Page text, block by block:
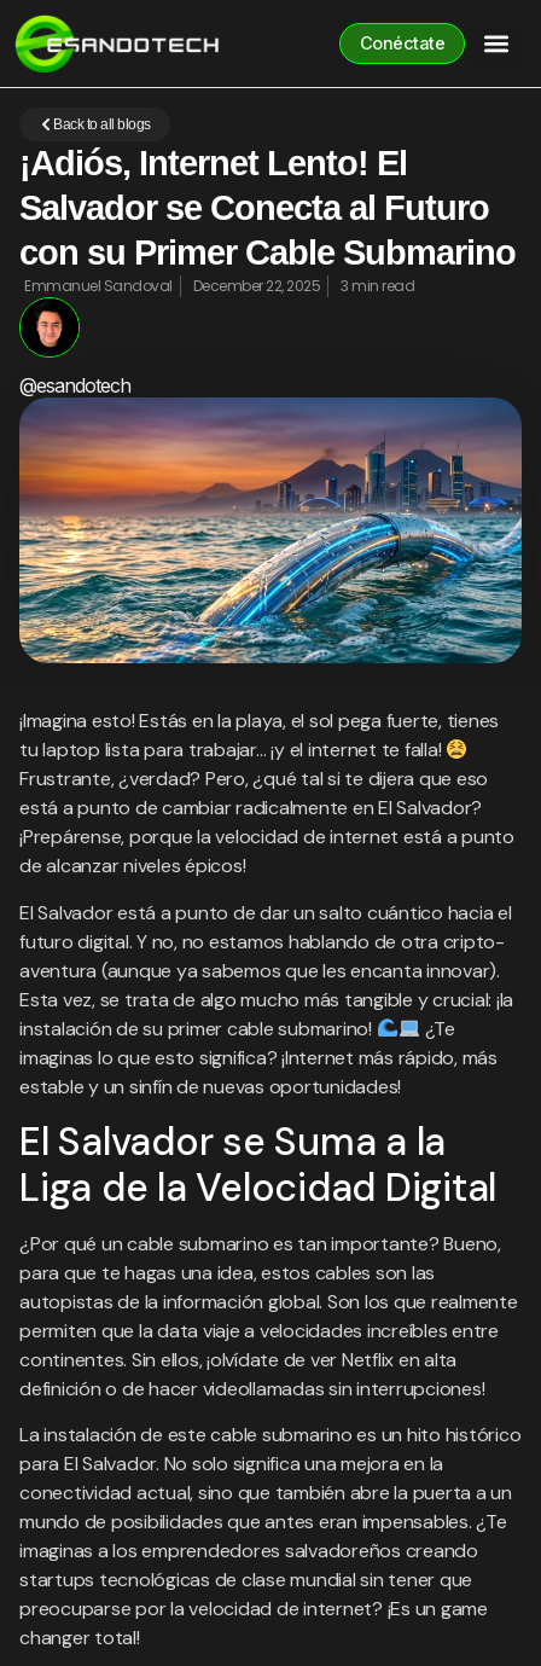
Conéctate
Back to all blogs
¡Adiós, Internet Lento! El
Salvador se Conecta al Futuro
con su Primer Cable Submarino
Emmanuel Sandoval December 22, 2025 3 min read
@esandotech
¡Imagina esto! Estás en la playa, el sol pega fuerte, tienes
tu laptop lista para trabajar… ¡y el internet te falla!
Frustrante, ¿verdad? Pero, ¿qué tal si te dijera que eso
está a punto de cambiar radicalmente en El Salvador?
¡Prepárense, porque la velocidad de internet está a punto
de alcanzar niveles épicos!
El Salvador está a punto de dar un salto cuántico hacia el
futuro digital. Y no, no estamos hablando de otra cripto-
aventura (aunque ya sabemos que les encanta innovar).
Esta vez, se trata de algo mucho más tangible y crucial: ¡la
instalación de su primer cable submarino!
¿Te
imaginas lo que esto significa? ¡Internet más rápido, más
estable y un sinfín de nuevas oportunidades!
El Salvador se Suma a la
Liga de la Velocidad Digital
¿Por qué un cable submarino es tan importante? Bueno,
para que te hagas una idea, estos cables son las
autopistas de la información global. Son los que realmente
permiten que la data viaje a velocidades increíbles entre
continentes. Sin ellos, ¡olvídate de ver Netflix en alta
definición o de hacer videollamadas sin interrupciones!
La instalación de este cable submarino es un hito histórico
para El Salvador. No solo significa una mejora en la
conectividad actual, sino que también abre la puerta a un
mundo de posibilidades que antes eran impensables. ¿Te
imaginas a los emprendedores salvadoreños creando
startups tecnológicas de clase mundial sin tener que
preocuparse por la velocidad de internet? ¡Es un game
changer total!